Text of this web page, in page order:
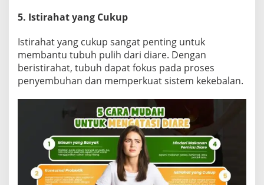
5. Istirahat yang Cukup
Istirahat yang cukup sangat penting untuk
membantu tubuh pulih dari diare. Dengan
beristirahat, tubuh dapat fokus pada proses
penyembuhan dan memperkuat sistem kekebalan.